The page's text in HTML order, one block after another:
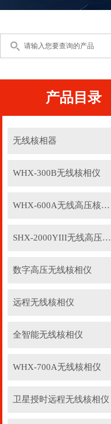
产品目录
无线核相器
WHX-300B无线核相仪
WHX-600A无线高压核相仪
SHX-2000YIII无线高压核相仪
数字高压无线核相仪
远程无线核相仪
全智能无线核相仪
WHX-700A无线核相仪
卫星授时远程无线核相仪